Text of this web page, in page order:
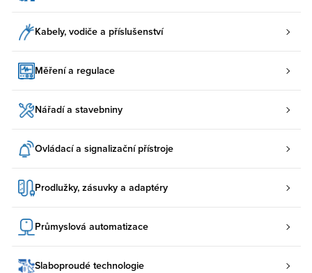
Kabely, vodiče a příslušenství
Měření a regulace
Nářadí a stavebniny
Ovládací a signalizační přístroje
Prodlužky, zásuvky a adaptéry
Průmyslová automatizace
Slaboproudé technologie